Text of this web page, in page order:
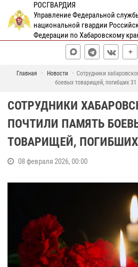
РОСГВАРДИЯ
Управление Федеральной
национальной гвардии
Федерации по Хабаровскому
Главная Новости
Сотрудники
боевых товарищей, погибших 31
СОТРУДНИКИ
ПОЧТИЛИ ПАМЯТЬ
ТОВАРИЩЕЙ,
08 февраля 2026, 00:00